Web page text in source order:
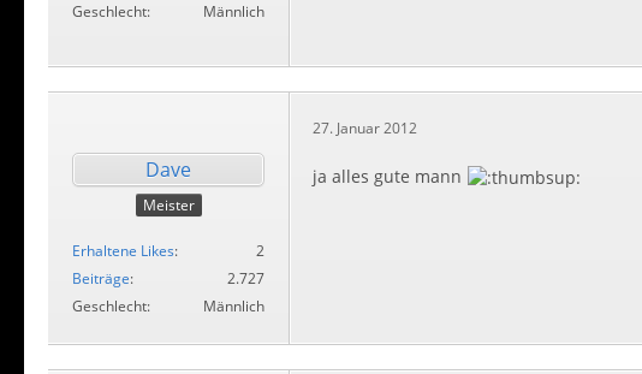
Geschlecht
Männlich
Dave
Meister
Erhaltene Likes
2
Beiträge
2.727
Geschlecht
Männlich
27. Januar 2012
ja alles gute mann